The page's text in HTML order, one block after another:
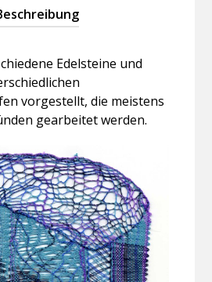
Edelsteine und
vorgestellt, die meistens
gearbeitet werden.